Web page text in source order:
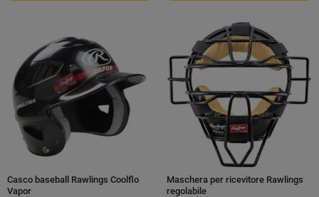
Casco baseball Rawlings Coolflo
Vapor
Maschera per ricevitore Rawlings
regolabile